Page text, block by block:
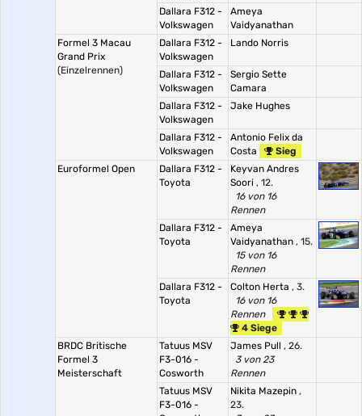
Dallara F312 -
Volkswagen
Ameya
Vaidyanathan
Formel 3 Macau
Grand Prix
(Einzelrennen)
Dallara F312 -
Volkswagen
Lando Norris
Dallara F312 -
Volkswagen
Sergio Sette
Camara
Dallara F312 -
Volkswagen
Jake Hughes
Dallara F312 -
Volkswagen
Antonio Felix da
Costa
Sieg
Euroformel Open
Dallara F312 -
Toyota
Keyvan Andres
Soori , 12.
16 von 16
Rennen
Dallara F312 -
Toyota
Ameya
Vaidyanathan , 15.
15 von 16
Rennen
Dallara F312 -
Toyota
Colton Herta , 3.
16 von 16
Rennen
4 Siege
BRDC Britische
Formel 3
Meisterschaft
Tatuus MSV
F3-016 -
Cosworth
James Pull , 26.
3 von 23
Rennen
Tatuus MSV
F3-016 -
Nikita Mazepin ,
23.